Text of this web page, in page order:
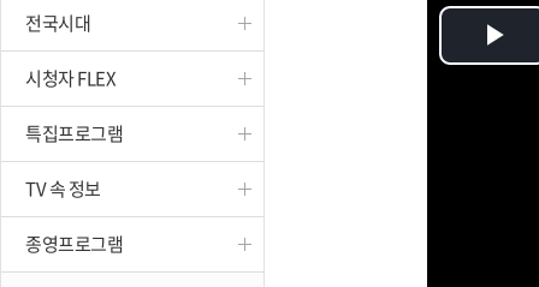
전국시대
시청자 FLEX
특집프로그램
TV 속 정보
종영프로그램